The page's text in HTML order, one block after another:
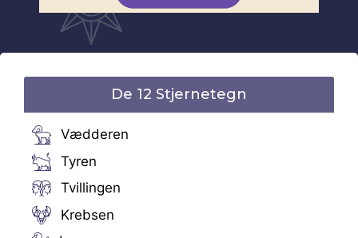
De 12 Stjernetegn
Vædderen
Tyren
Tvillingen
Krebsen